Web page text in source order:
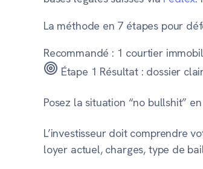
La méthode en 7 étapes pour
Recommandé : 1 courtier
Étape 1 Résultat : dossier
Posez la situation “no bullshit”
L’investisseur doit comprendre
loyer actuel, charges, type de